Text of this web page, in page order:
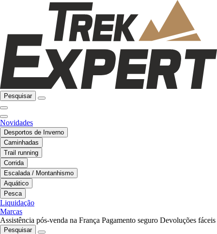
Pesquisar
Novidades
Desportos de Inverno
Caminhadas
Trail running
Corrida
Escalada / Montanhismo
Aquático
Pesca
Liquidação
Marcas
Assistência pós-venda na França Pagamento seguro Devoluções fáceis
Pesquisar